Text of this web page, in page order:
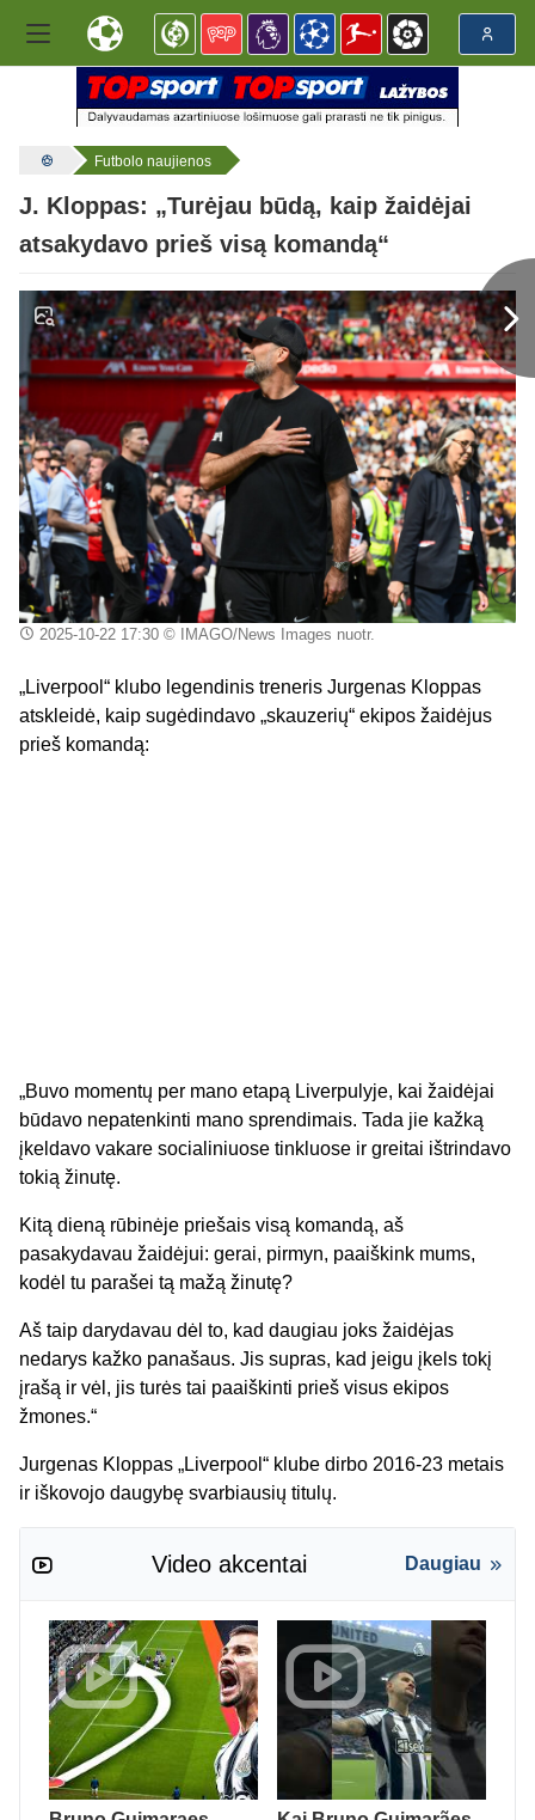
Futbolo naujienos
J. Kloppas: „Turėjau būdą, kaip žaidėjai
atsakydavo prieš visą komandą“
2025-10-22 17:30© IMAGO/News Images nuotr.
„Liverpool“ klubo legendinis treneris Jurgenas Kloppas
atskleidė, kaip sugėdindavo „skauzerių“ ekipos žaidėjus
prieš komandą:
„Buvo momentų per mano etapą Liverpulyje, kai žaidėjai
būdavo nepatenkinti mano sprendimais. Tada jie kažką
įkeldavo vakare socialiniuose tinkluose ir greitai ištrindavo
tokią žinutę.
Kitą dieną rūbinėje priešais visą komandą, aš
pasakydavau žaidėjui: gerai, pirmyn, paaiškink mums,
kodėl tu parašei tą mažą žinutę?
Aš taip darydavau dėl to, kad daugiau joks žaidėjas
nedarys kažko panašaus. Jis supras, kad jeigu įkels tokį
įrašą ir vėl, jis turės tai paaiškinti prieš visus ekipos
žmones.“
Jurgenas Kloppas „Liverpool“ klube dirbo 2016-23 metais
ir iškovojo daugybę svarbiausių titulų.
Video akcentai Daugiau